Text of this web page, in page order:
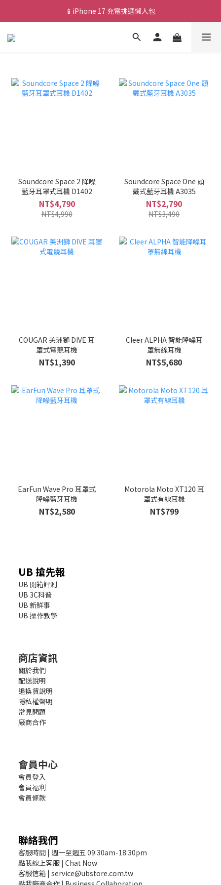
💰新會員送 $88 購物金
📱iPhone 17 充電挑選懶人包
🎟️ 去領優惠券 ▶▶
Soundcore Space 2 降噪
藍牙耳罩式耳機 D1402
NT$4,790
NT$4,990
Soundcore Space One 頭
戴式藍牙耳機 A3035
NT$2,790
NT$3,490
COUGAR 美洲獅 DIVE 耳
罩式電競耳機
NT$1,390
Cleer ALPHA 智能降噪耳
罩無線耳機
NT$5,680
EarFun Wave Pro 耳罩式
降噪藍牙耳機
NT$2,580
Motorola Moto XT120 耳
罩式有線耳機
NT$799
UB 搶先報
UB 開箱評測
UB 3C科普
UB 新鮮事
UB 操作教學
商店資訊
關於我們
配送說明
退換貨說明
隱私權聲明
常見問題
廠商合作
會員中心
會員登入
會員福利
會員條款
聯絡我們
客服時間 | 週一至週五 09:30am-18:30pm
點我線上客服 | Chat Now
客服信箱 | service@ubstore.com.tw